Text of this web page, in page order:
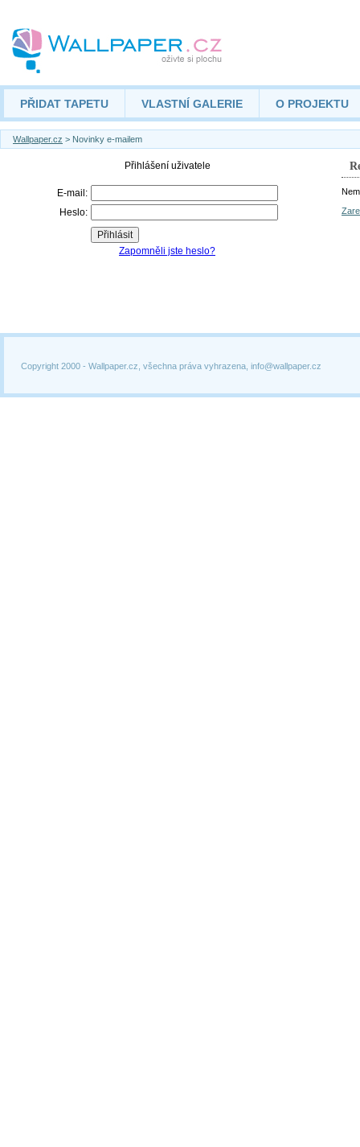
PŘIDAT TAPETU VLASTNÍ GALERIE O PROJEKTU
Wallpaper.cz > Novinky e-mailem
Copyright 2000 - Wallpaper.cz, všechna práva vyhrazena, info@wallpaper.cz